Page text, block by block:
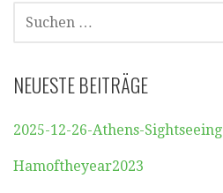
SUCHEN
NACH:
NEUESTE BEITRÄGE
2025-12-26-Athens-Sightseeing
Hamoftheyear2023